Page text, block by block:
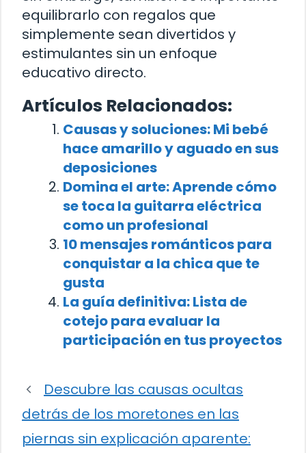
equilibrarlo con regalos que
simplemente sean divertidos y
estimulantes sin un enfoque
educativo directo.
Artículos Relacionados:
Causas y soluciones: Mi bebé
hace amarillo y aguado en sus
deposiciones
Domina el arte: Aprende cómo
se toca la guitarra eléctrica
como un profesional
10 mensajes románticos para
conquistar a la chica que te
gusta
La guía definitiva: Lista de
cotejo para evaluar la
participación en tus proyectos
Descubre las causas ocultas
detrás de los moretones en las
piernas sin explicación aparente: